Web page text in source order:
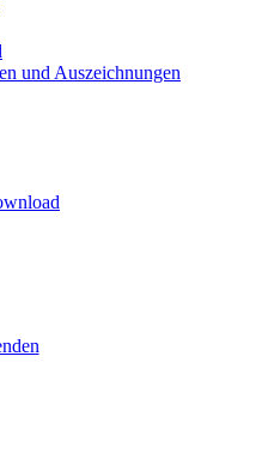
und Auszeichnungen